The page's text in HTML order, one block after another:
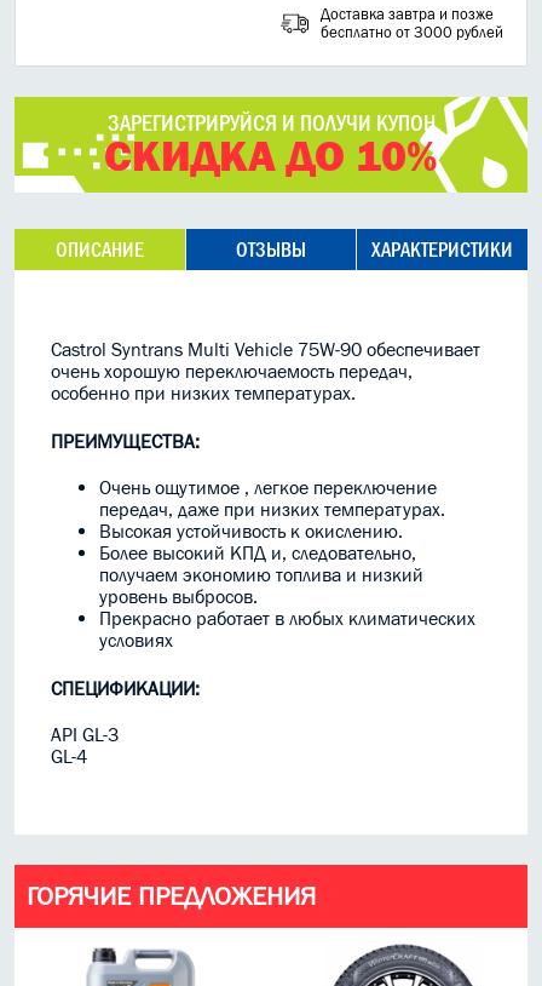
Доставка завтра и позже
бесплатно от 3000 рублей
ЗАРЕГИСТРИРУЙСЯ И ПОЛУЧИ КУПОН
СКИДКА ДО 10%
ОПИСАНИЕ ОТЗЫВЫ ХАРАКТЕРИСТИКИ
Castrol Syntrans Multi Vehicle 75W-90 обеспечивает
очень хорошую переключаемость передач,
особенно при низких температурах.
ПРЕИМУЩЕСТВА:
Очень ощутимое , легкое переключение
передач, даже при низких температурах.
Высокая устойчивость к окислению.
Более высокий КПД и, следовательно,
получаем экономию топлива и низкий
уровень выбросов.
Прекрасно работает в любых климатических
условиях
СПЕЦИФИКАЦИИ:
API GL-3
GL-4
ГОРЯЧИЕ ПРЕДЛОЖЕНИЯ